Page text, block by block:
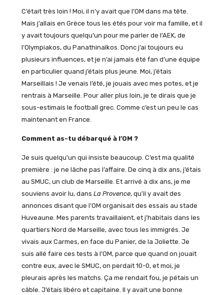
C’était très loin ! Moi, il n’y avait que l’OM dans ma tête.
Mais j’allais en Grèce tous les étés pour voir ma famille, et il
y avait toujours quelqu’un pour me parler de l’AEK, de
l’Olympiakos, du Panathinaïkos. Donc j’ai toujours eu
plusieurs influences, et je n’ai jamais été fan d’une équipe
en particulier quand j’étais plus jeune. Moi, j’étais
Marseillais ! Je venais l’été, je jouais avec mes potes, et je
rentrais à Marseille. Pour aller plus loin, je te dirais que je
sous-estimais le football grec. Comme c’est un peu le cas
maintenant en France.
Comment as-tu débarqué à l’OM ?
Je suis quelqu’un qui insiste beaucoup. C’est ma qualité
première : je ne lâche pas l’affaire. De cinq à dix ans, j’étais
au SMUC, un club de Marseille. Et arrivé à dix ans, je me
souviens avoir lu, dans La Provence, qu’il y avait des
annonces disant que l’OM organisait des essais au stade
Huveaune. Mes parents travaillaient, et j’habitais dans les
quartiers Nord de Marseille, avec tous les immigrés. Je
vivais aux Carmes, en face du Panier, de la Joliette. Je
suis allé faire ces tests à l’OM, parce que quand on jouait
contre eux, avec le SMUC, on perdait 10-0, et moi, je
pleurais après les matchs. Ça me rendait fou, je pétais un
câble. J’étais libéro et capitaine. Il y avait une bonne